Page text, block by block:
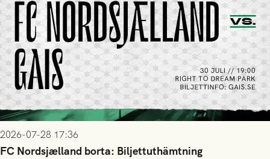
2026-07-28 17:36
FC Nordsjælland borta: Biljettuthämtning